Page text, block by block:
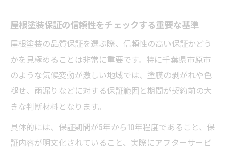
屋根塗装保証の信頼性をチェックする重要な基準
屋根塗装の品質保証を選ぶ際、信頼性の高い保証かどう
かを見極めることは非常に重要です。特に千葉県市原市
のような気候変動が激しい地域では、塗膜の剥がれや色
褪せ、雨漏りなどに対する保証範囲と期間が契約前の大
きな判断材料となります。
具体的には、保証期間が5年から10年程度であること、保
証内容が明文化されていること、実際にアフターサービ